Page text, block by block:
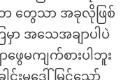
တွေသာ အခုလိုဖြစ်
ာ အသေအချာပါပဲ
ဖွေမကျက်စားပါဘူး
းမဒေါ်မြင့်သော်